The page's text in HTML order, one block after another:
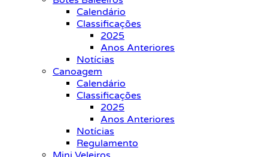
Calendário
Classificações
2025
Anos Anteriores
Notícias
Canoagem
Calendário
Classificações
2025
Anos Anteriores
Notícias
Regulamento